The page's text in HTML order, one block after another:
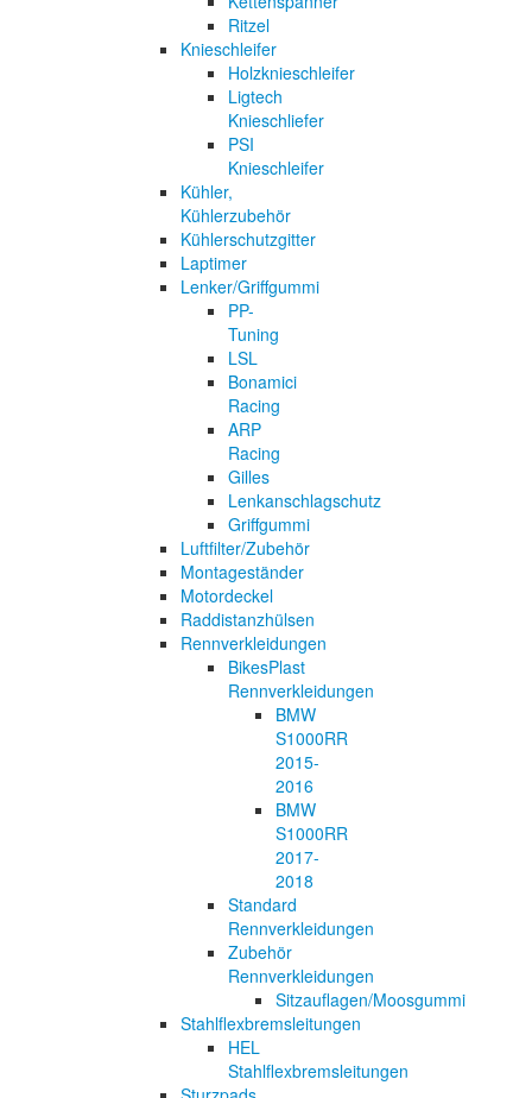
Ritzel
Knieschleifer
Holzknieschleifer
Ligtech
Knieschliefer
PSI
Knieschleifer
Kühler,
Kühlerzubehör
Kühlerschutzgitter
Laptimer
Lenker/Griffgummi
PP-
Tuning
LSL
Bonamici
Racing
ARP
Racing
Gilles
Lenkanschlagschutz
Griffgummi
Luftfilter/Zubehör
Montageständer
Motordeckel
Raddistanzhülsen
Rennverkleidungen
BikesPlast
Rennverkleidungen
BMW
S1000RR
2015-
2016
BMW
S1000RR
2017-
2018
Standard
Rennverkleidungen
Zubehör
Rennverkleidungen
Sitzauflagen/Moosgummi
Stahlflexbremsleitungen
HEL
Stahlflexbremsleitungen